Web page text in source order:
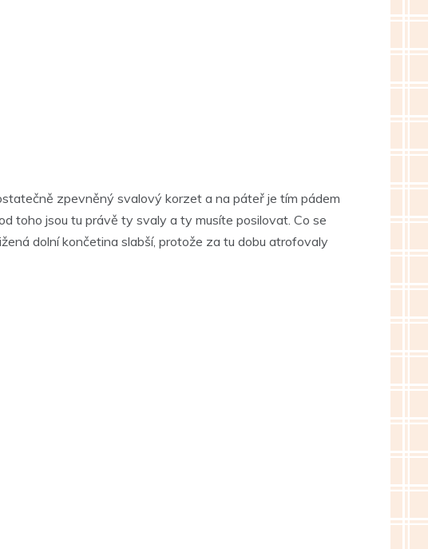
zpevněný svalový korzet a na páteř je tím pádem
toho jsou tu právě ty svaly a ty musíte posilovat. Co se
dolní končetina slabší, protože za tu dobu atrofovaly